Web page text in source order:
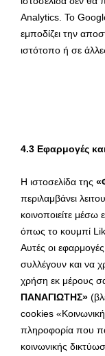
Analytics. Το
εμποδίζει την
ιστότοπο ή σε
4.3 Εφαρμογές
Η ιστοσελίδα της
περιλαμβάνει
κοινοποιείτε
όπως το κουμπί
Αυτές οι
συλλέγουν και να
χρήση εκ μέρους
ΠΑΝΑΓΙΩΤΗΣ»
cookies
πληροφορία που
κοινωνικής